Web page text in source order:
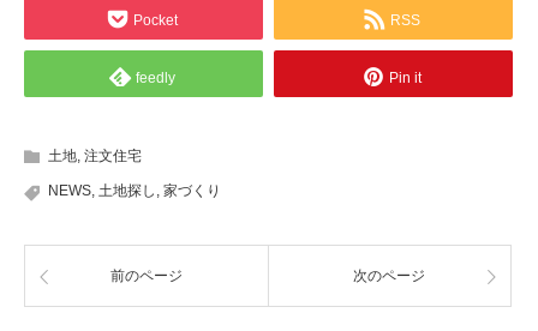
Pocket RSS
feedly Pin it
土地, 注文住宅
NEWS, 土地探し , 家づくり
前のページ 次のページ